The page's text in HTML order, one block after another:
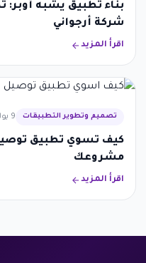
بناء تطبيق يشبه أوبر:
شركة أرجواني
اقرأ المزيد
تصميم وتطوير التطبيقات 9 يوليو 2025
كيف تسوي تطبيق
مشروعك
اقرأ المزيد